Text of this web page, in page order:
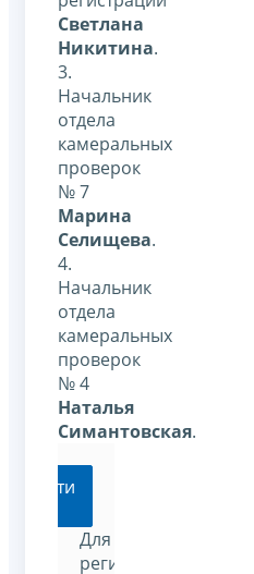
Светлана
Никитина.
3.
Начальник
отдела
камеральных
проверок
№ 7
Марина
Селищева.
4.
Начальник
отдела
камеральных
проверок
№ 4
Наталья
Симантовская.
Перейти
Для
регистрации